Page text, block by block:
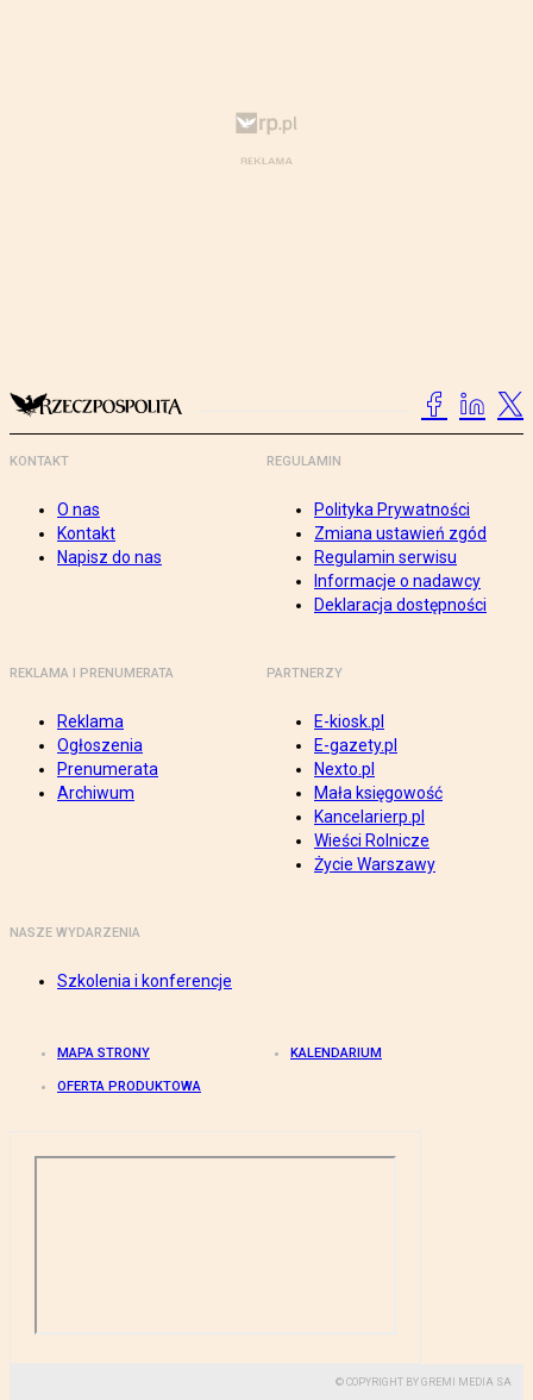
KONTAKT
O nas
Kontakt
Napisz do nas
REGULAMIN
Polityka Prywatności
Zmiana ustawień zgód
Regulamin serwisu
Informacje o nadawcy
Deklaracja dostępności
REKLAMA I PRENUMERATA
Reklama
Ogłoszenia
Prenumerata
Archiwum
PARTNERZY
E-kiosk.pl
E-gazety.pl
Nexto.pl
Mała księgowość
Kancelarierp.pl
Wieści Rolnicze
Życie Warszawy
NASZE WYDARZENIA
Szkolenia i konferencje
MAPA STRONY KALENDARIUM
OFERTA PRODUKTOWA
© COPYRIGHT BY GREMI MEDIA SA